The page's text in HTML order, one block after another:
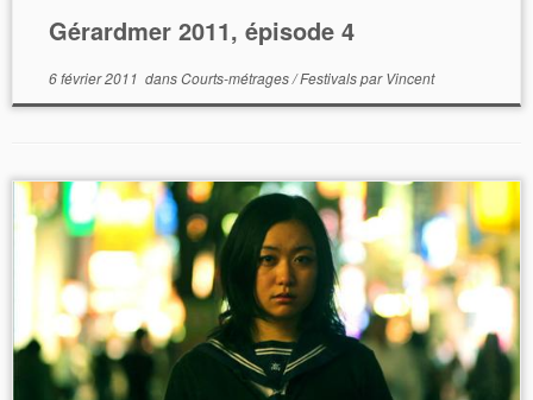
Gérardmer 2011, épisode 4
6 février 2011 dansCourts-métrages/FestivalsparVincent